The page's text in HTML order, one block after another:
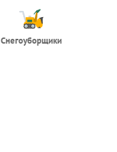
Снегоуборщики